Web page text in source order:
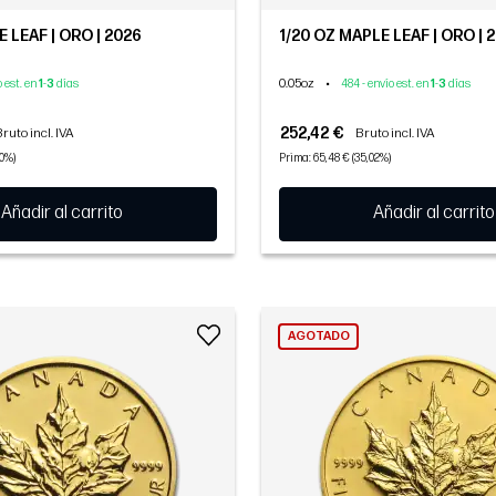
LEAF | ORO | 2026
est. en1-3 días
incl. IVA
Añadir al carrito
1/20 OZ MAPLE LEAF | ORO |
0.05oz • 484 - envío est. en1-3 días
252,42 € Bruto incl. IVA
Prima: 65,48 € (35,02%)
Añadir al carrito
AGOTADO